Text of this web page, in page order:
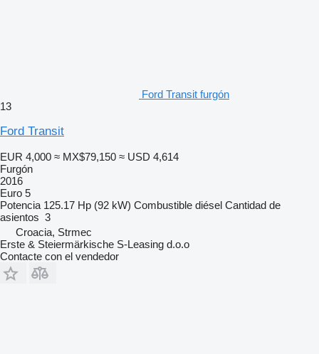
Ford Transit furgón
13
Ford Transit
EUR 4,000 ≈ MX$79,150 ≈ USD 4,614
Furgón
2016
Euro 5
Potencia 125.17 Hp (92 kW) Combustible diésel Cantidad de
asientos 3
Croacia, Strmec
Erste & Steiermärkische S-Leasing d.o.o
Contacte con el vendedor